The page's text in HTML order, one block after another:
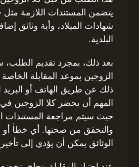
يتضمن المستندات اللازمة مثل
شهادات الميلاد، وأية وثائق
البلدية.
بعد ذلك، بمجرد تقديم الطلب،
الزوجين بموعد المقابلة
ذلك عن طريق الهاتف أو البريد
المهم أن يحضر كلا الزوجين في
حيث سيتم مراجعة المستندات
والتحقق من صحتها. أي خطأ
الوثائق يمكن أن يؤدي إلى تأخير